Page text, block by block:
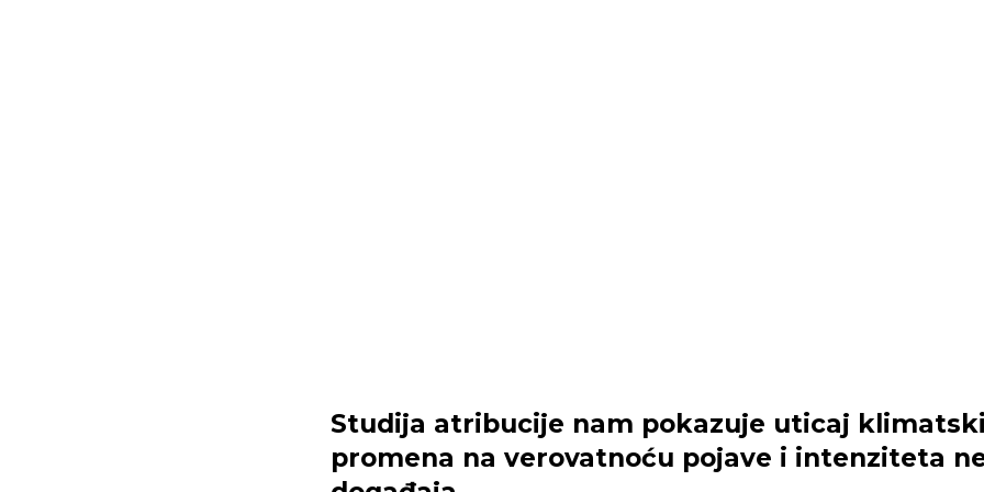
Studija atribucije nam pokazuje uticaj
promena na verovatnoću pojave i intenziteta